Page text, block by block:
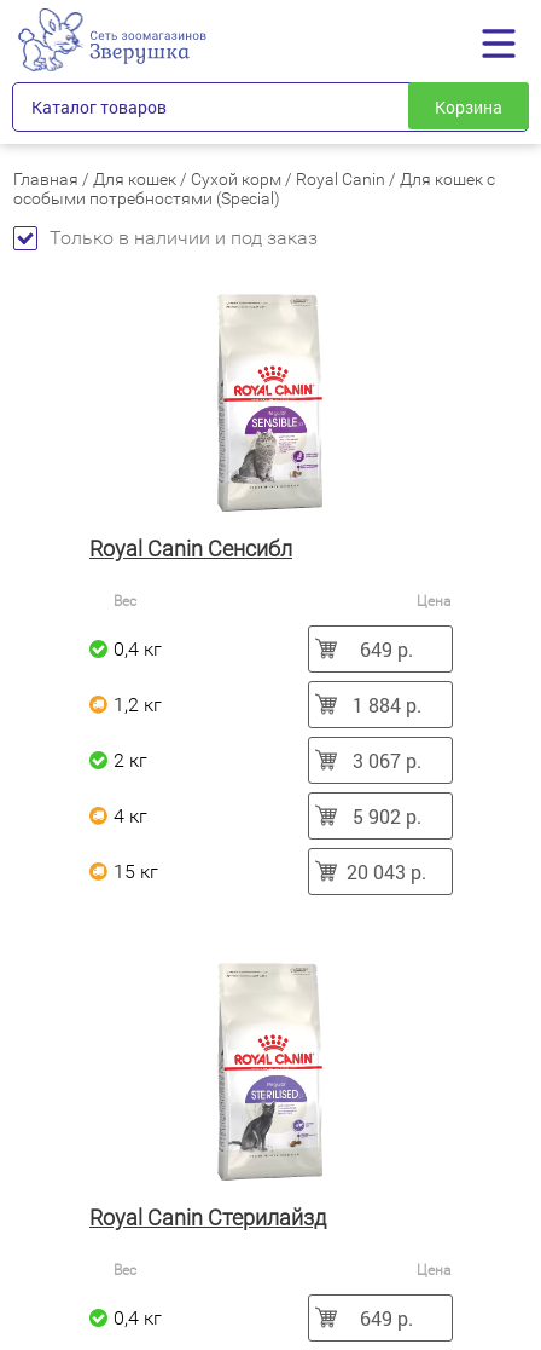
Каталог товаров Корзина
Главная / Для кошек / Сухой корм / Royal Canin / Для кошек с
особыми потребностями (Special)
Только в наличии и под заказ
Royal Canin Сенсибл
Вес Цена
0,4 кг 649 р.
1,2 кг 1 884 р.
2 кг 3 067 р.
4 кг 5 902 р.
15 кг 20 043 р.
Royal Canin Стерилайзд
Вес Цена
0,4 кг 649 р.